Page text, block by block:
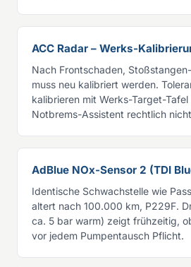
ACC Radar – Werks-
Nach Frontschaden,
muss neu kalibriert werden.
kalibrieren mit Werks-Target-
Notbrems-Assistent rechtlich
AdBlue NOx-Sensor 2 (TDI
Identische Schwachstelle wie
altert nach 100.000 km, P229F.
ca. 5 bar warm) zeigt frühzeitig,
vor jedem Pumpentausch Pflicht.